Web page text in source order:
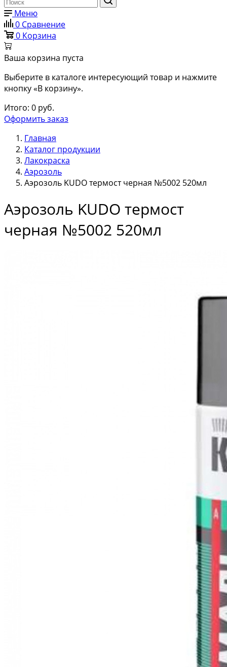
Меню
0 Сравнение
0 Корзина
Ваша корзина пуста
Выберите в каталоге интересующий товар и нажмите
кнопку «В корзину».
Итого: 0 руб.
Оформить заказ
Главная
Каталог продукции
Лакокраска
Аэрозоль
Аэрозоль KUDO термост черная №5002 520мл
Аэрозоль KUDO термост
черная №5002 520мл